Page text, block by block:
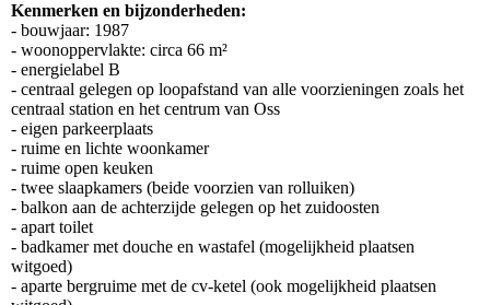
Kenmerken en bijzonderheden:
- bouwjaar: 1987
- woonoppervlakte: circa 66 m²
- energielabel B
- centraal gelegen op loopafstand van alle voorzieningen zoals het
centraal station en het centrum van Oss
- eigen parkeerplaats
- ruime en lichte woonkamer
- ruime open keuken
- twee slaapkamers (beide voorzien van rolluiken)
- balkon aan de achterzijde gelegen op het zuidoosten
- apart toilet
- badkamer met douche en wastafel (mogelijkheid plaatsen
witgoed)
- aparte bergruime met de cv-ketel (ook mogelijkheid plaatsen